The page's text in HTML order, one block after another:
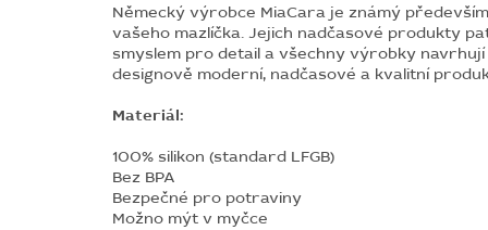
Německý výrobce MiaCara je známý
vašeho mazlíčka. Jejich nadčasové produkty
smyslem pro detail a všechny výrobky
designově moderní, nadčasové a kvalitní
Materiál:
100% silikon (standard LFGB)
Bez BPA
Bezpečné pro potraviny
Možno mýt v myčce